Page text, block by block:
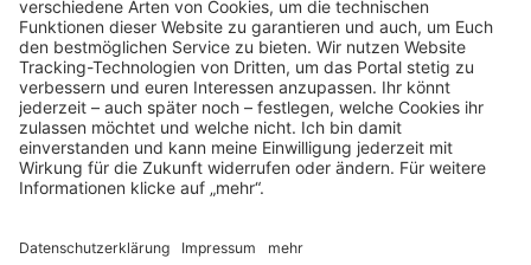
E-Mail:info@bewegungsimpulse.de
Telefon: 069 / 41076731
Website:http://www.bewegungsimpulse.de
Sitemap
Kontakt
Kontakt